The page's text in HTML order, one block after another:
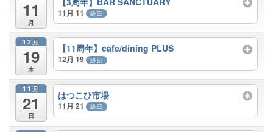
11
月
11月 11 終日
12月
19
木
【11周年】cafe/dining PLUS
12月 19 終日
11月
21
日
はつこひ市場
11月 21 終日